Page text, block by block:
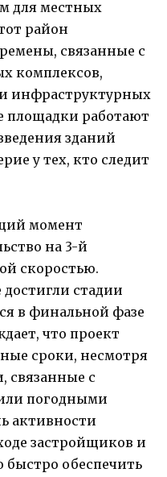
для местных
район
связанные с
комплексов,
инфраструктурных
площадки работают
зданий
у тех, кто следит
момент
на 3-й
скоростью.
стадии
в финальной фазе
что проект
сроки, несмотря
связанные с
погодными
активности
застройщиков и
обеспечить